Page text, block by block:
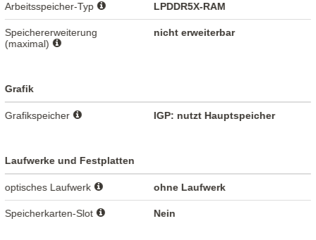
Arbeitsspeicher-Typ LPDDR5X-RAM
Speichererweiterung
(maximal)
nicht erweiterbar
Grafik
Grafikspeicher IGP: nutzt Hauptspeicher
Laufwerke und Festplatten
optisches Laufwerk ohne Laufwerk
Speicherkarten-Slot Nein